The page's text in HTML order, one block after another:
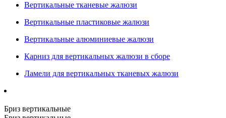
Вертикальные тканевые жалюзи
Вертикальные пластиковые жалюзи
Вертикальные алюминиевые жалюзи
Карниз для вертикальных жалюзи в сборе
Ламели для вертикальных тканевых жалюзи
Бриз вертикальные